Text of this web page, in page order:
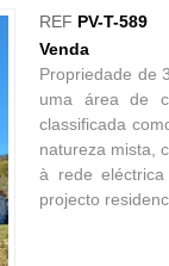
REF PV-T-589
Venda
Propriedade de
uma área de
classificada
natureza mista,
à rede
projecto